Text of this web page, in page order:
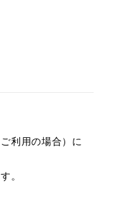
利用の場合）に
。